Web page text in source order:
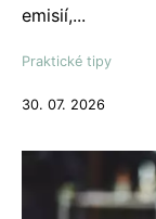
emisií,...
Praktické tipy
30. 07. 2026